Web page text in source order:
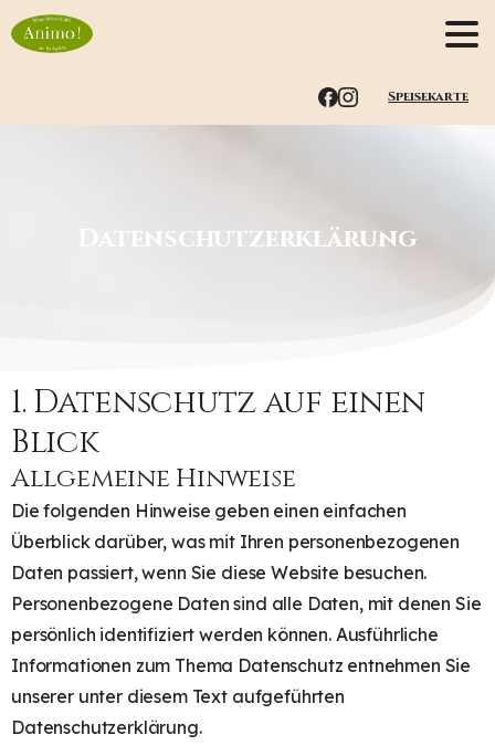
Speisekarte
Datenschutzerklärung
1. Datenschutz auf einen
Blick
Allgemeine Hinweise
Die folgenden Hinweise geben einen einfachen
Überblick darüber, was mit Ihren personenbezogenen
Daten passiert, wenn Sie diese Website besuchen.
Personenbezogene Daten sind alle Daten, mit denen Sie
persönlich identifiziert werden können. Ausführliche
Informationen zum Thema Datenschutz entnehmen Sie
unserer unter diesem Text aufgeführten
Datenschutzerklärung.